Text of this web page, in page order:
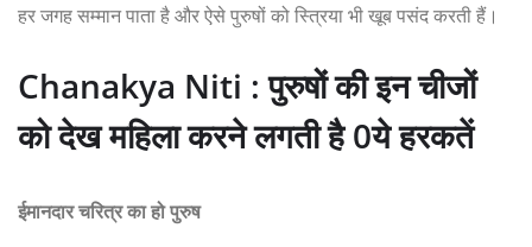
हर जगह सम्‍मान पाता है और ऐसे पुरुषों को स्त्रिया भी खूब पसंद करती हैं।
Chanakya Niti : पुरुषों की इन चीजों
को देख महिला करने लगती है 0ये हरकतें
ईमानदार चरित्र का हो पुरुष